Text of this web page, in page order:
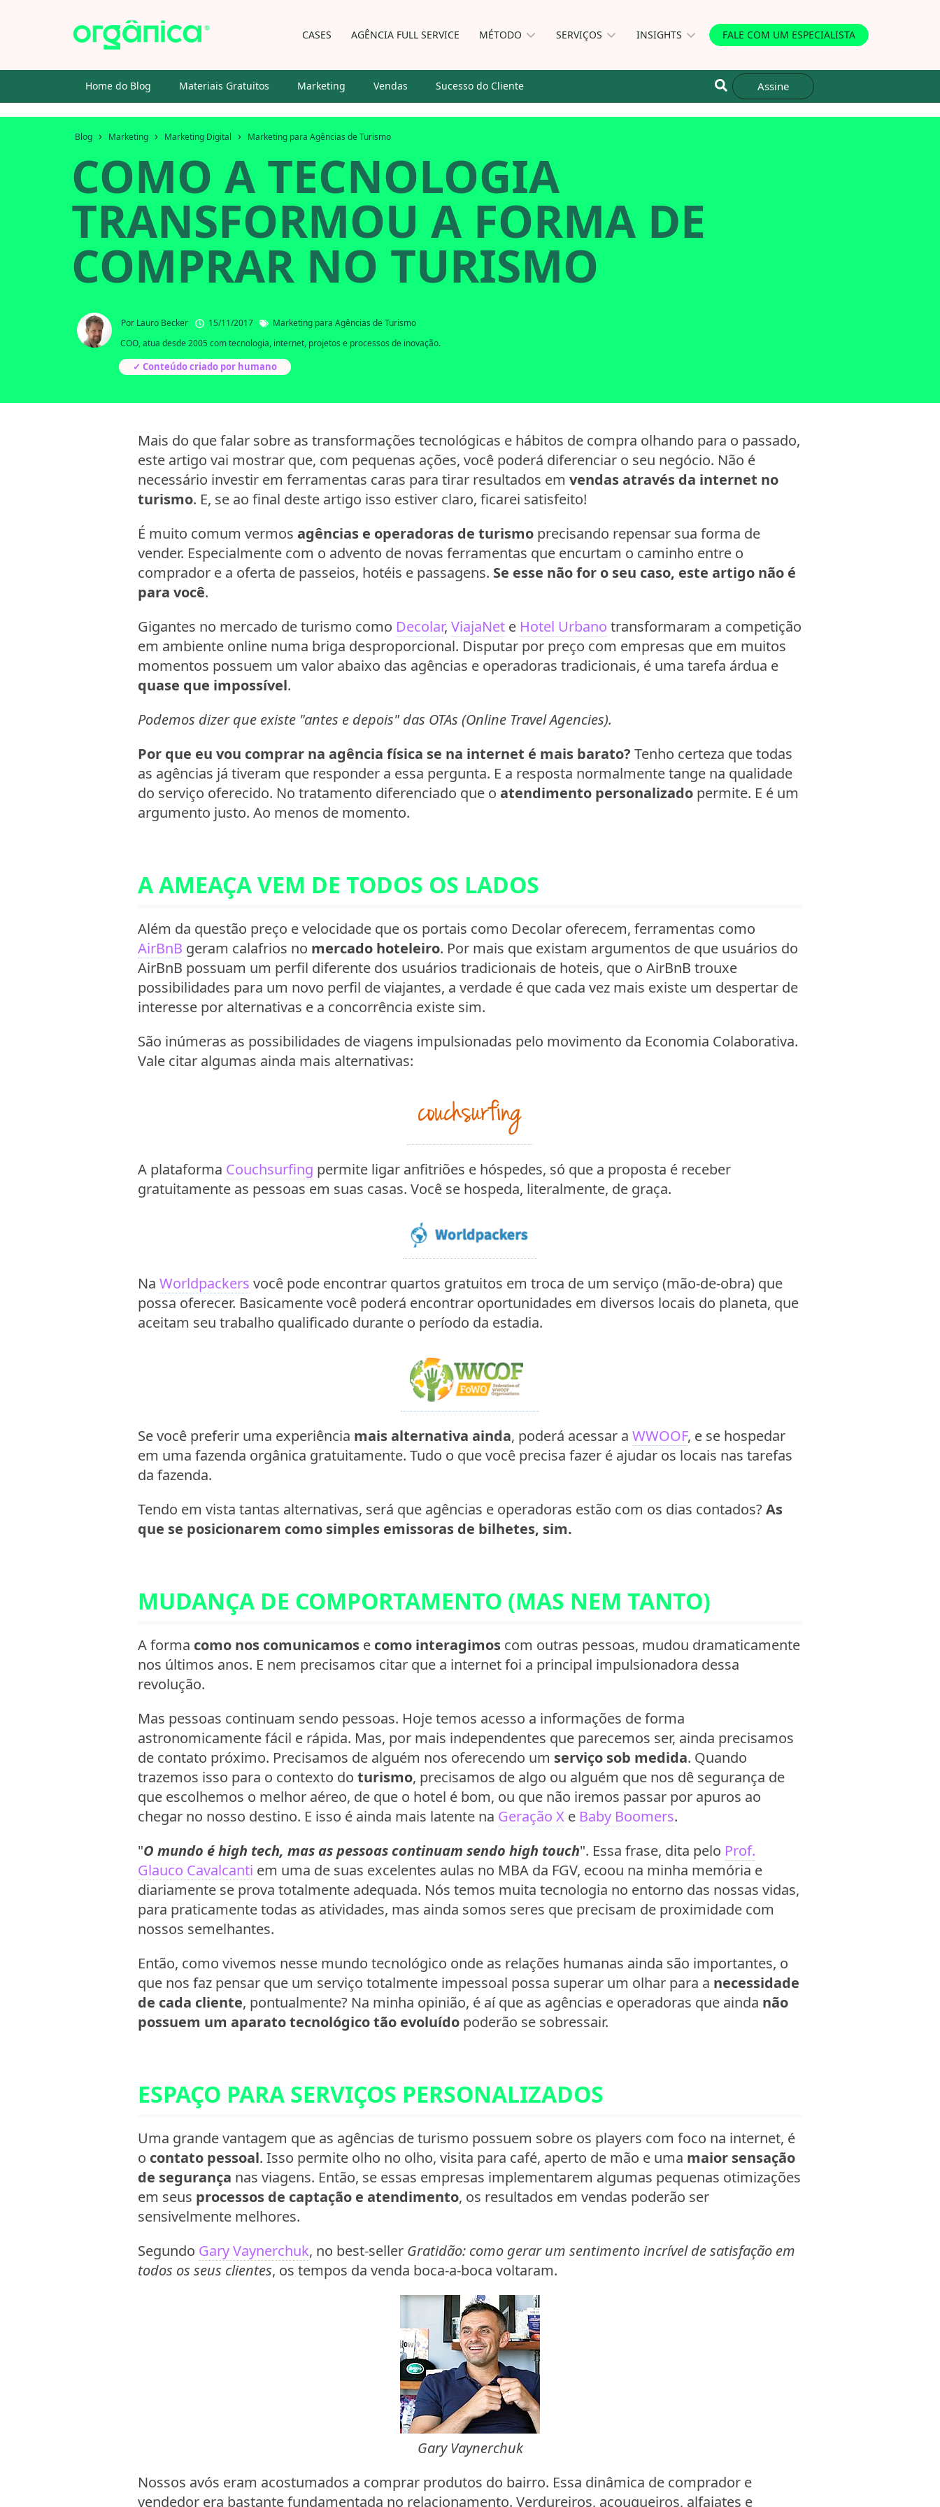
CASES AGÊNCIA FULL SERVICE MÉTODO SERVIÇOS INSIGHTS FALE COM UM ESPECIALISTA
Home do Blog Materiais Gratuitos Marketing Vendas Sucesso do Cliente Assine
Blog › Marketing › Marketing Digital › Marketing para Agências de Turismo
COMO A TECNOLOGIA
TRANSFORMOU A FORMA DE
COMPRAR NO TURISMO
Por Lauro Becker 15/11/2017
Marketing para Agências de Turismo
COO, atua desde 2005 com tecnologia, internet, projetos e processos de inovação.
✓ Conteúdo criado por humano
Mais do que falar sobre as transformações tecnológicas e hábitos de compra olhando para o passado,
este artigo vai mostrar que, com pequenas ações, você poderá diferenciar o seu negócio. Não é
necessário investir em ferramentas caras para tirar resultados em vendas através da internet no
turismo. E, se ao final deste artigo isso estiver claro, ficarei satisfeito!
É muito comum vermos agências e operadoras de turismo precisando repensar sua forma de
vender. Especialmente com o advento de novas ferramentas que encurtam o caminho entre o
comprador e a oferta de passeios, hotéis e passagens. Se esse não for o seu caso, este artigo não é
para você.
Gigantes no mercado de turismo como Decolar, ViajaNet e Hotel Urbano transformaram a competição
em ambiente online numa briga desproporcional. Disputar por preço com empresas que em muitos
momentos possuem um valor abaixo das agências e operadoras tradicionais, é uma tarefa árdua e
quase que impossível.
Podemos dizer que existe "antes e depois" das OTAs (Online Travel Agencies).
Por que eu vou comprar na agência física se na internet é mais barato? Tenho certeza que todas
as agências já tiveram que responder a essa pergunta. E a resposta normalmente tange na qualidade
do serviço oferecido. No tratamento diferenciado que o atendimento personalizado permite. E é um
argumento justo. Ao menos de momento.
A AMEAÇA VEM DE TODOS OS LADOS
Além da questão preço e velocidade que os portais como Decolar oferecem, ferramentas como
AirBnB geram calafrios no mercado hoteleiro. Por mais que existam argumentos de que usuários do
AirBnB possuam um perfil diferente dos usuários tradicionais de hoteis, que o AirBnB trouxe
possibilidades para um novo perfil de viajantes, a verdade é que cada vez mais existe um despertar de
interesse por alternativas e a concorrência existe sim.
São inúmeras as possibilidades de viagens impulsionadas pelo movimento da Economia Colaborativa.
Vale citar algumas ainda mais alternativas:
A plataforma Couchsurfing permite ligar anfitriões e hóspedes, só que a proposta é receber
gratuitamente as pessoas em suas casas. Você se hospeda, literalmente, de graça.
Na Worldpackers você pode encontrar quartos gratuitos em troca de um serviço (mão-de-obra) que
possa oferecer. Basicamente você poderá encontrar oportunidades em diversos locais do planeta, que
aceitam seu trabalho qualificado durante o período da estadia.
Se você preferir uma experiência mais alternativa ainda, poderá acessar a WWOOF, e se hospedar
em uma fazenda orgânica gratuitamente. Tudo o que você precisa fazer é ajudar os locais nas tarefas
da fazenda.
Tendo em vista tantas alternativas, será que agências e operadoras estão com os dias contados?As
que se posicionarem como simples emissoras de bilhetes, sim.
MUDANÇA DE COMPORTAMENTO (MAS NEM TANTO)
A forma como nos comunicamos e como interagimos com outras pessoas, mudou dramaticamente
nos últimos anos. E nem precisamos citar que a internet foi a principal impulsionadora dessa
revolução.
Mas pessoas continuam sendo pessoas. Hoje temos acesso a informações de forma
astronomicamente fácil e rápida. Mas, por mais independentes que parecemos ser, ainda precisamos
de contato próximo. Precisamos de alguém nos oferecendo um serviço sob medida. Quando
trazemos isso para o contexto do turismo, precisamos de algo ou alguém que nos dê segurança de
que escolhemos o melhor aéreo, de que o hotel é bom, ou que não iremos passar por apuros ao
chegar no nosso destino. E isso é ainda mais latente na Geração X e Baby Boomers.
"O mundo é high tech, mas as pessoas continuam sendo high touch". Essa frase, dita pelo Prof.
Glauco Cavalcanti em uma de suas excelentes aulas no MBA da FGV, ecoou na minha memória e
diariamente se prova totalmente adequada. Nós temos muita tecnologia no entorno das nossas vidas,
para praticamente todas as atividades, mas ainda somos seres que precisam de proximidade com
nossos semelhantes.
Então, como vivemos nesse mundo tecnológico onde as relações humanas ainda são importantes, o
que nos faz pensar que um serviço totalmente impessoal possa superar um olhar para a necessidade
de cada cliente, pontualmente? Na minha opinião, é aí que as agências e operadoras que ainda não
possuem um aparato tecnológico tão evoluído poderão se sobressair.
ESPAÇO PARA SERVIÇOS PERSONALIZADOS
Uma grande vantagem que as agências de turismo possuem sobre os players com foco na internet, é
o contato pessoal. Isso permite olho no olho, visita para café, aperto de mão e uma maior sensação
de segurança nas viagens. Então, se essas empresas implementarem algumas pequenas otimizações
em seus processos de captação e atendimento, os resultados em vendas poderão ser
sensivelmente melhores.
Segundo Gary Vaynerchuk, no best-seller Gratidão: como gerar um sentimento incrível de satisfação em
todos os seus clientes, os tempos da venda boca-a-boca voltaram.
Gary Vaynerchuk
Nossos avós eram acostumados a comprar produtos do bairro. Essa dinâmica de comprador e
vendedor era bastante fundamentada no relacionamento. Verdureiros, açougueiros, alfaiates e